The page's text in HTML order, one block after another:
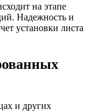
на этапе
Надежность и
установки листа
и других